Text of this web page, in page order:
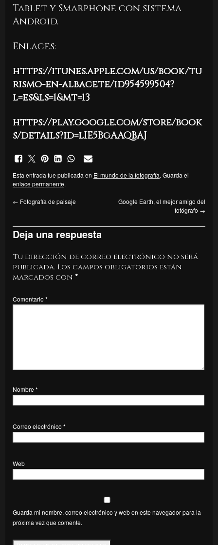
Tablet y Smarphone con sistema
Android.
Enlaces:
https://itunes.apple.com/us/book/tu
rismo-en-albacete/id954599504?
l=es&ls=1&mt=13
https://play.google.com/store/book
s/details?id=lIE5BgAAQBAJ
Esta entrada fue publicada en El mundo de la fotografía. Guarda el
enlace permanente.
← Fotografía de paisaje
Google Earth, el mejor amigo del
fotógrafo →
Deja una respuesta
Tu dirección de correo electrónico no será
publicada. Los campos obligatorios están
marcados con *
Comentario *
Nombre *
Correo electrónico *
Web
Guarda mi nombre, correo electrónico y web en este navegador para la
próxima vez que comente.